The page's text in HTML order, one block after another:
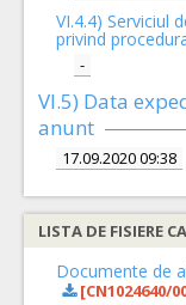
VI.4.4) Serviciul
privind
-
VI.5) Data
anunt
17.09.2020 09:38
Documente de
[CN1024640/